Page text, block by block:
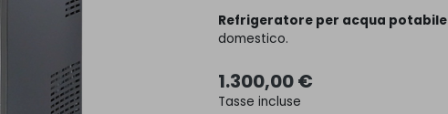
Refrigeratore per acqua potabile
domestico.
1.300,00 €
Tasse incluse